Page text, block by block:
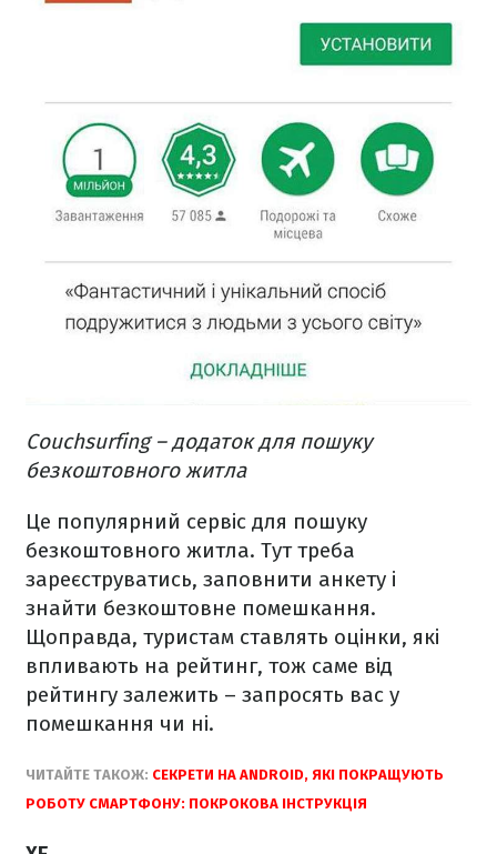
Couchsurfing – додаток для пошуку
безкоштовного житла
Це популярний сервіс для пошуку
безкоштовного житла. Тут треба
зареєструватись, заповнити анкету і
знайти безкоштовне помешкання.
Щоправда, туристам ставлять оцінки, які
впливають на рейтинг, тож саме від
рейтингу залежить – запросять вас у
помешкання чи ні.
ЧИТАЙТЕ ТАКОЖ: СЕКРЕТИ НА ANDROID, ЯКІ ПОКРАЩУЮТЬ
РОБОТУ СМАРТФОНУ: ПОКРОКОВА ІНСТРУКЦІЯ